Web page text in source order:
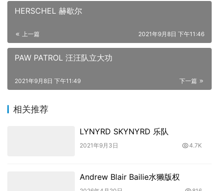
HERSCHEL 赫歇尔
上一篇 2021年9月8日 下午11:46
PAW PATROL 汪汪队立大功
下一篇
2021年9月8日 下午11:49
相关推荐
LYNYRD SKYNYRD 乐队
2021年9月3日 4.7K
Andrew Blair Bailie水獭版权